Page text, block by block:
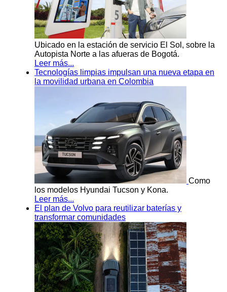
Ubicado en la estación de servicio El Sol, sobre la
Autopista Norte a las afueras de Bogotá.
Leer más...
Tecnologías limpias impulsan una nueva etapa en
la movilidad urbana en Colombia
Como
los modelos Hyundai Tucson y Kona.
Leer más...
El plan de Volvo para reutilizar baterías y
transformar comunidades